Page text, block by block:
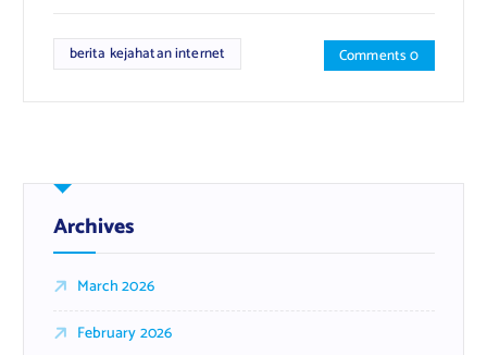
berita kejahatan internet Comments 0
Archives
March 2026
February 2026